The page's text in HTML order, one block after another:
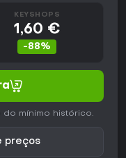
KEYSHOPS
1,60 €
-88%
mínimo histórico.
preços